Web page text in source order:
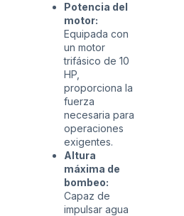
Potencia del
motor:
Equipada con
un motor
trifásico de 10
HP,
proporciona la
fuerza
necesaria para
operaciones
exigentes.
Altura
máxima de
bombeo:
Capaz de
impulsar agua